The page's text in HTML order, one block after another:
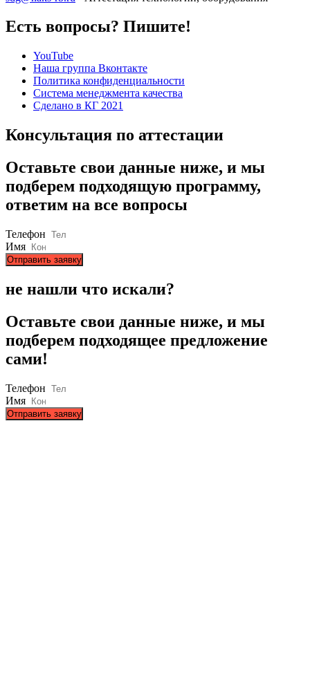
Есть вопросы? Пишите!
YouTube
Наша группа Вконтакте
Политика конфиденциальности
Система менеджмента качества
Сделано в КГ 2021
Консультация по аттестации
Оставьте свои данные ниже, и мы
подберем подходящую программу,
ответим на все вопросы
Телефон
Имя
Отправить заявку
не нашли что искали?
Оставьте свои данные ниже, и мы
подберем подходящее предложение
сами!
Телефон
Имя
Отправить заявку